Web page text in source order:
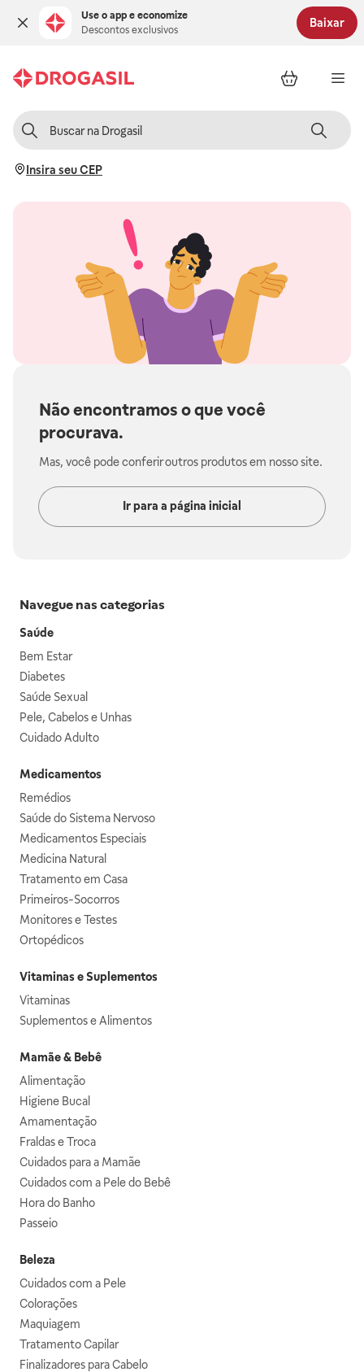
Use o app e economize
Descontos exclusivos
Baixar
Insira seu CEP
Não encontramos o que você
procurava.
Mas, você pode conferir outros produtos em nosso site.
Ir para a página inicial
Navegue nas categorias
Saúde
Bem Estar
Diabetes
Saúde Sexual
Pele, Cabelos e Unhas
Cuidado Adulto
Medicamentos
Remédios
Saúde do Sistema Nervoso
Medicamentos Especiais
Medicina Natural
Tratamento em Casa
Primeiros-Socorros
Monitores e Testes
Ortopédicos
Vitaminas e Suplementos
Vitaminas
Suplementos e Alimentos
Mamãe & Bebê
Alimentação
Higiene Bucal
Amamentação
Fraldas e Troca
Cuidados para a Mamãe
Cuidados com a Pele do Bebê
Hora do Banho
Passeio
Beleza
Cuidados com a Pele
Colorações
Maquiagem
Tratamento Capilar
Finalizadores para Cabelo